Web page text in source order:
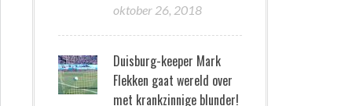
oktober 26, 2018
Duisburg-keeper Mark
Flekken gaat wereld over
met krankzinnige blunder!